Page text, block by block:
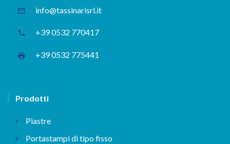
info@tassinarisrl.it
+39 0532 770417
+39 0532 775441
Prodotti
Piastre
Portastampi di tipo fisso